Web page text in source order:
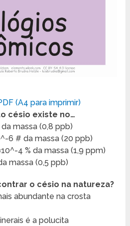
(A4 para imprimir)
césio existe no…
massa (0,8 ppb)
6 # da massa (20 ppb)
4 % da massa (1,9 ppm)
massa (0,5 ppb)
o césio na natureza?
abundante na crosta
é a polucita